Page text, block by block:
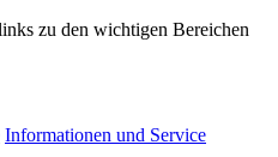
zu den wichtigen Bereichen
Informationen und Service